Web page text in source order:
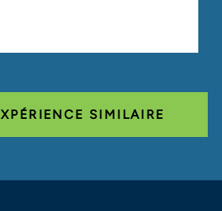
SIMILAIRE